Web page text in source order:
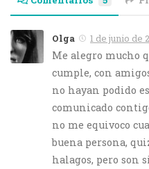
Olga 1 de junio de
Me alegro mucho
cumple, con
no hayan podido
comunicado
no me equivoco
buena persona,
halagos, pero son